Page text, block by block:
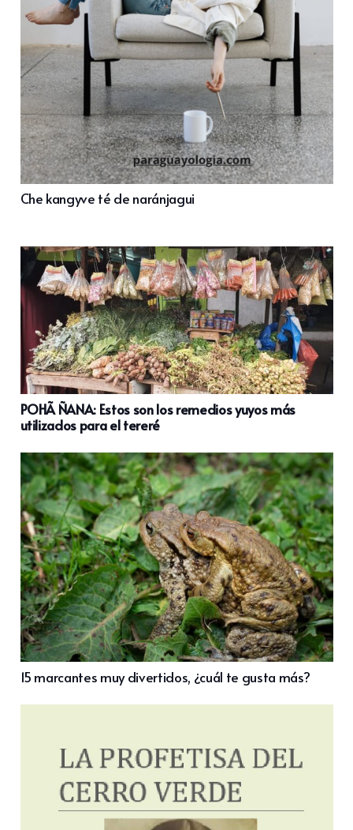
Che kangyve té de naránjagui
POHÃ ÑANA: Estos son los remedios yuyos más
utilizados para el tereré
15 marcantes muy divertidos, ¿cuál te gusta más?